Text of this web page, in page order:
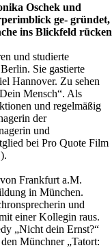
Oschek und
ge- gründet,
ins Blickfeld rücken
und studierte
Sie gastierte
Hannover. Zu sehen
Mensch“. Als
und regelmäßig
der
und
bei Pro Quote Film
Frankfurt a.M.
in München.
und
einer Kollegin raus.
„Nicht dein Ernst?“
Münchner „Tatort: